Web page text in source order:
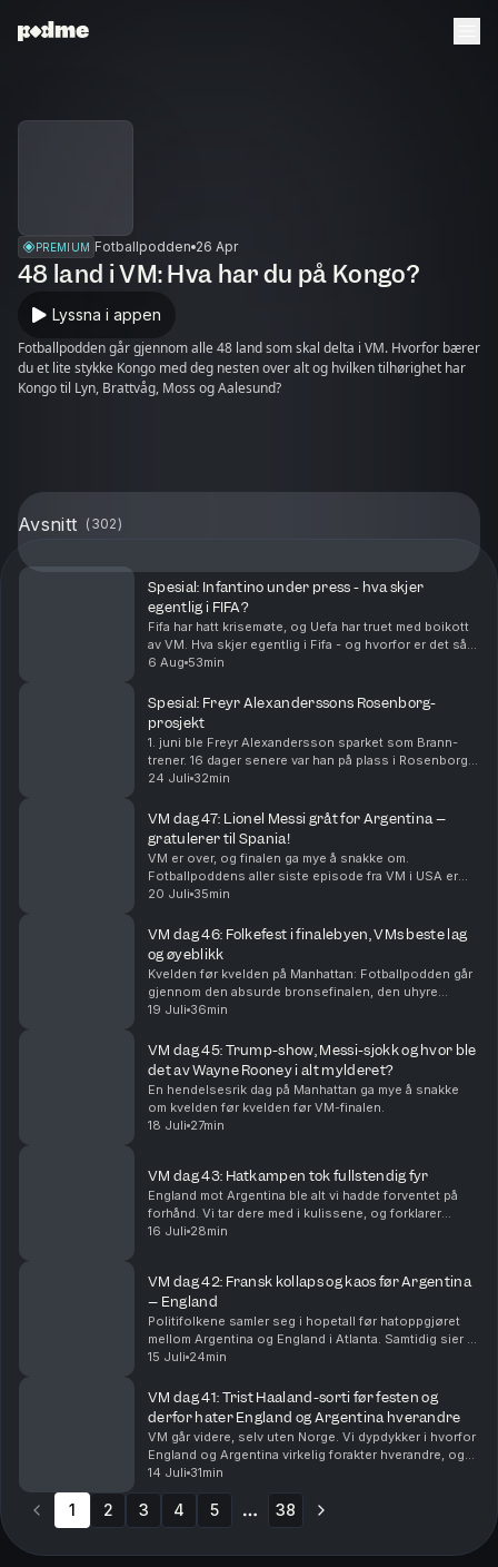
PREMIUM Fotballpodden 26 Apr
48 land i VM: Hva har du på Kongo?
Lyssna i appen
Fotballpodden går gjennom alle 48 land som skal delta i VM. Hvorfor bærer
du et lite stykke Kongo med deg nesten over alt og hvilken tilhørighet har
Kongo til Lyn, Brattvåg, Moss og Aalesund?
Avsnitt ( 302)
Spesial: Infantino under press - hva skjer
egentlig i FIFA?
Fifa har hatt krisemøte, og Uefa har truet med boikott
av VM. Hva skjer egentlig i Fifa - og hvorfor er det så
steile fronter?
6 Aug 53min
Spesial: Freyr Alexanderssons Rosenborg-
prosjekt
1. juni ble Freyr Alexandersson sparket som Brann-
trener. 16 dager senere var han på plass i Rosenborg. I
denne episoden snakker Alexandersson om hvordan
24 Juli 32min
VM dag 47: Lionel Messi gråt for Argentina –
gratulerer til Spania!
VM er over, og finalen ga mye å snakke om.
Fotballpoddens aller siste episode fra VM i USA er
herved servert. Tusen takk for følget!
20 Juli 35min
VM dag 46: Folkefest i finalebyen, VMs beste lag
og øyeblikk
Kvelden før kvelden på Manhattan: Fotballpodden går
gjennom den absurde bronsefinalen, den uhyre
spennende finalen og VMs beste lag, øyeblikk og
19 Juli 36min
VM dag 45: Trump-show, Messi-sjokk og hvor ble
det av Wayne Rooney i alt mylderet?
En hendelsesrik dag på Manhattan ga mye å snakke
om kvelden før kvelden før VM-finalen.
18 Juli 27min
VM dag 43: Hatkampen tok fullstendig fyr
England mot Argentina ble alt vi hadde forventet på
forhånd. Vi tar dere med i kulissene, og forklarer
hvorfor Lionel Messi og Argentina er finaleklare.
16 Juli 28min
VM dag 42: Fransk kollaps og kaos før Argentina
– England
Politifolkene samler seg i hopetall før hatoppgjøret
mellom Argentina og England i Atlanta. Samtidig sier vi
farvel til Frankrike, og erkjenner at Spania har lurt oss
15 Juli 24min
VM dag 41: Trist Haaland-sorti før festen og
derfor hater England og Argentina hverandre
VM går videre, selv uten Norge. Vi dypdykker i hvorfor
England og Argentina virkelig forakter hverandre, og
føltes det ikke som at den største stjernen manglet på
Slottsplassen?
14 Juli 31min
1 2 3 4 5 38